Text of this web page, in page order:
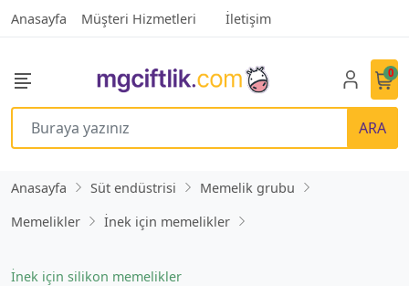
Anasayfa Müşteri Hizmetleri İletişim
ARA
0
Anasayfa Süt endüstrisi
Memelik grubu
Memelikler
İnek için memelikler
İnek için silikon memelikler